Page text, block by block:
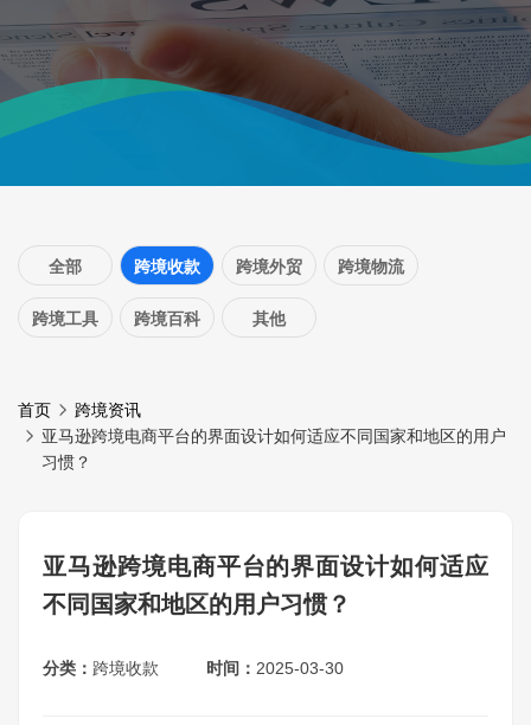
全部 跨境收款 跨境外贸 跨境物流
跨境工具 跨境百科 其他
首页
跨境资讯
亚马逊跨境电商平台的界面设计如何适应不同国家和地区的用户
习惯？
亚马逊跨境电商平台的界面设计如何适应
不同国家和地区的用户习惯？
分类： 跨境收款 时间： 2025-03-30